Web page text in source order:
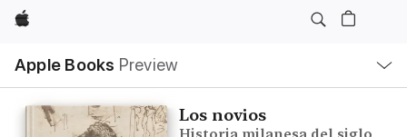
Apple
Apple Books Preview
Nav
Open
Menu
Los novios